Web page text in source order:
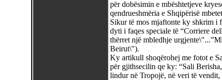
për dobësimin e mbështetjeve
qendrueshmëria e Shqipërisë
Sikur të mos mjaftonte ky shkrim i
dyti i faqes speciale të “Corriere
thërret një mbledhje
Beirut\").
Ky artikull shoqërohej me fotot e
për gjithsecilin qe ky: “Sali
lindur në Tropojë, në veri të